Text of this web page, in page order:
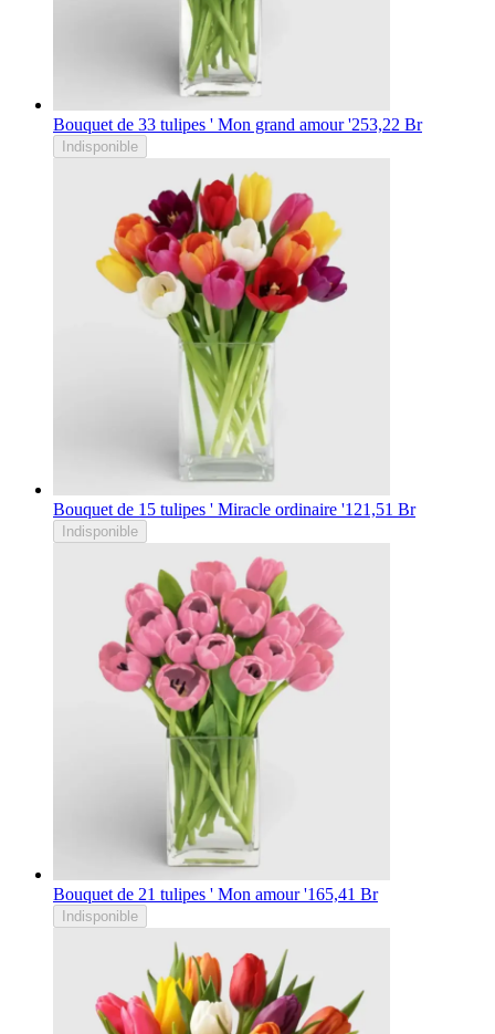
Bouquet de 33 tulipes ' Mon grand amour '253,22 Br
Indisponible
Bouquet de 15 tulipes ' Miracle ordinaire '121,51 Br
Indisponible
Bouquet de 21 tulipes ' Mon amour '165,41 Br
Indisponible